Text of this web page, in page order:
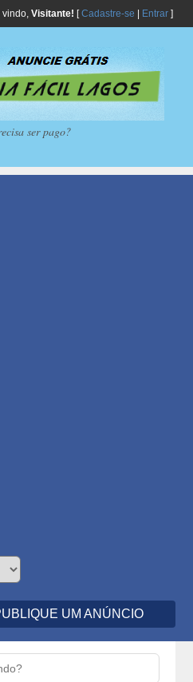
vindo, Visitante! [Cadastre-se Entrar]
ser pago?
UM ANÚNCIO